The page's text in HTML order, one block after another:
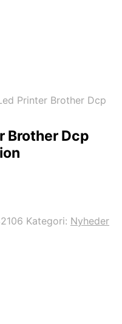
Printer Brother Dcp
Brother Dcp
Kategori: Nyheder